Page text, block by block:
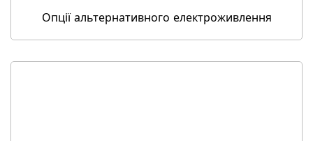
Опції альтернативного електроживлення